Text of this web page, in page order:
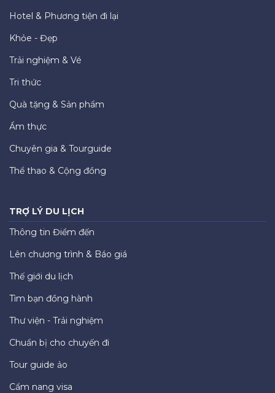
Hotel & Phương tiện đi lại
Khỏe - Đẹp
Trải nghiệm & Vé
Tri thức
Quà tặng & Sản phẩm
Ẩm thực
Chuyên gia & Tourguide
Thể thao & Cộng đồng
TRỢ LÝ DU LỊCH
Thông tin Điểm đến
Lên chương trình & Báo giá
Thế giới du lịch
Tìm bạn đồng hành
Thư viện - Trải nghiệm
Chuẩn bị cho chuyến đi
Tour guide ảo
Cẩm nang visa